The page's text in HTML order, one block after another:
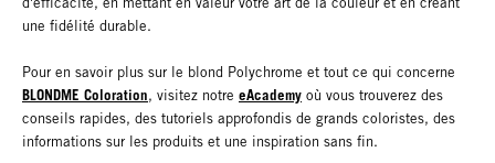
une fidélité durable.
Pour en savoir plus sur le blond Polychrome et tout ce qui concerne
BLONDME Coloration, visitez notre eAcademy où vous trouverez des
conseils rapides, des tutoriels approfondis de grands coloristes, des
informations sur les produits et une inspiration sans fin.